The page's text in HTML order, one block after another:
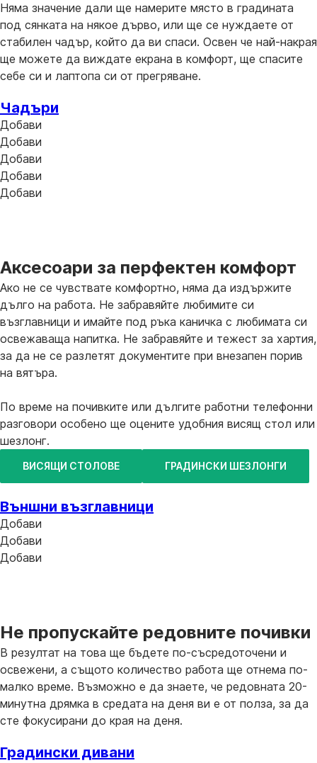
Няма значение дали ще намерите място в градината
под сянката на някое дърво, или ще се нуждаете от
стабилен чадър, който да ви спаси. Освен че най-накрая
ще можете да виждате екрана в комфорт, ще спасите
себе си и лаптопа си от прегряване.
Чадъри
Добави
Добави
Добави
Добави
Добави
Аксесоари за перфектен комфорт
Ако не се чувствате комфортно, няма да издържите
дълго на работа. Не забравяйте любимите си
възглавници и имайте под ръка каничка с любимата си
освежаваща напитка. Не забравяйте и тежест за хартия,
за да не се разлетят документите при внезапен порив
на вятъра.
По време на почивките или дългите работни телефонни
разговори особено ще оцените удобния висящ стол или
шезлонг.
ВИСЯЩИ СТОЛОВЕ ГРАДИНСКИ ШЕЗЛОНГИ
Външни възглавници
Добави
Добави
Добави
Не пропускайте редовните почивки
В резултат на това ще бъдете по-съсредоточени и
освежени, а същото количество работа ще отнема по-
малко време. Възможно е да знаете, че редовната 20-
минутна дрямка в средата на деня ви е от полза, за да
сте фокусирани до края на деня.
Градински дивани